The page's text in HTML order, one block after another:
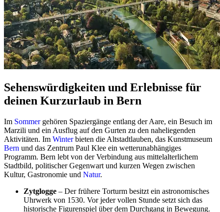
Sehenswürdigkeiten und Erlebnisse für
deinen Kurzurlaub in Bern
Im Sommergehören Spaziergänge entlang der Aare, ein Besuch im
Marzili und ein Ausflug auf den Gurten zu den naheliegenden
Aktivitäten. Im Winterbieten die Altstadtlauben, das Kunstmuseum
Bern und das Zentrum Paul Klee ein wetterunabhängiges
Programm. Bern lebt von der Verbindung aus mittelalterlichem
Stadtbild, politischer Gegenwart und kurzen Wegen zwischen
Kultur, Gastronomie und Natur.
Zytglogge – Der frühere Torturm besitzt ein astronomisches
Uhrwerk von 1530. Vor jeder vollen Stunde setzt sich das
historische Figurenspiel über dem Durchgang in Bewegung.